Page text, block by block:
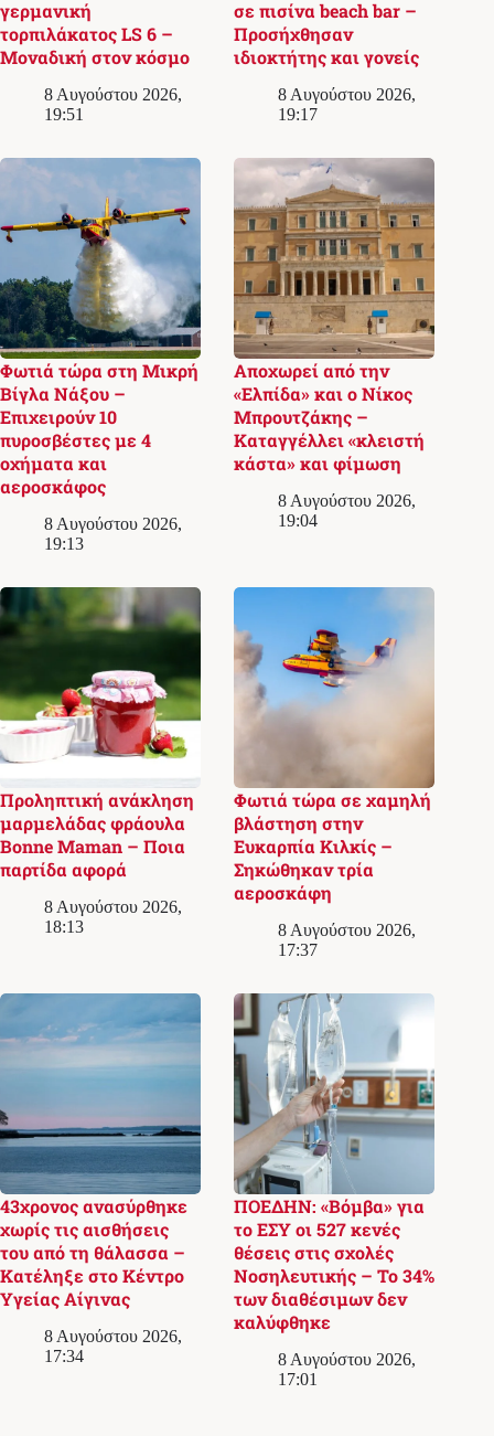
γερμανική
τορπιλάκατος LS 6 –
Μοναδική στον κόσμο
8 Αυγούστου 2026,
19:51
σε πισίνα beach bar –
Προσήχθησαν
ιδιοκτήτης και γονείς
8 Αυγούστου 2026,
19:17
Φωτιά τώρα στη Μικρή
Βίγλα Νάξου –
Επιχειρούν 10
πυροσβέστες με 4
οχήματα και
αεροσκάφος
8 Αυγούστου 2026,
19:13
Αποχωρεί από την
«Ελπίδα» και ο Νίκος
Μπρουτζάκης –
Καταγγέλλει «κλειστή
κάστα» και φίμωση
8 Αυγούστου 2026,
19:04
Προληπτική ανάκληση
μαρμελάδας φράουλα
Bonne Maman – Ποια
παρτίδα αφορά
8 Αυγούστου 2026,
18:13
Φωτιά τώρα σε χαμηλή
βλάστηση στην
Ευκαρπία Κιλκίς –
Σηκώθηκαν τρία
αεροσκάφη
8 Αυγούστου 2026,
17:37
43χρονος ανασύρθηκε
χωρίς τις αισθήσεις
του από τη θάλασσα –
Κατέληξε στο Κέντρο
Υγείας Αίγινας
8 Αυγούστου 2026,
17:34
ΠΟΕΔΗΝ: «Βόμβα» για
το ΕΣΥ οι 527 κενές
θέσεις στις σχολές
Νοσηλευτικής – Το 34%
των διαθέσιμων δεν
καλύφθηκε
8 Αυγούστου 2026,
17:01